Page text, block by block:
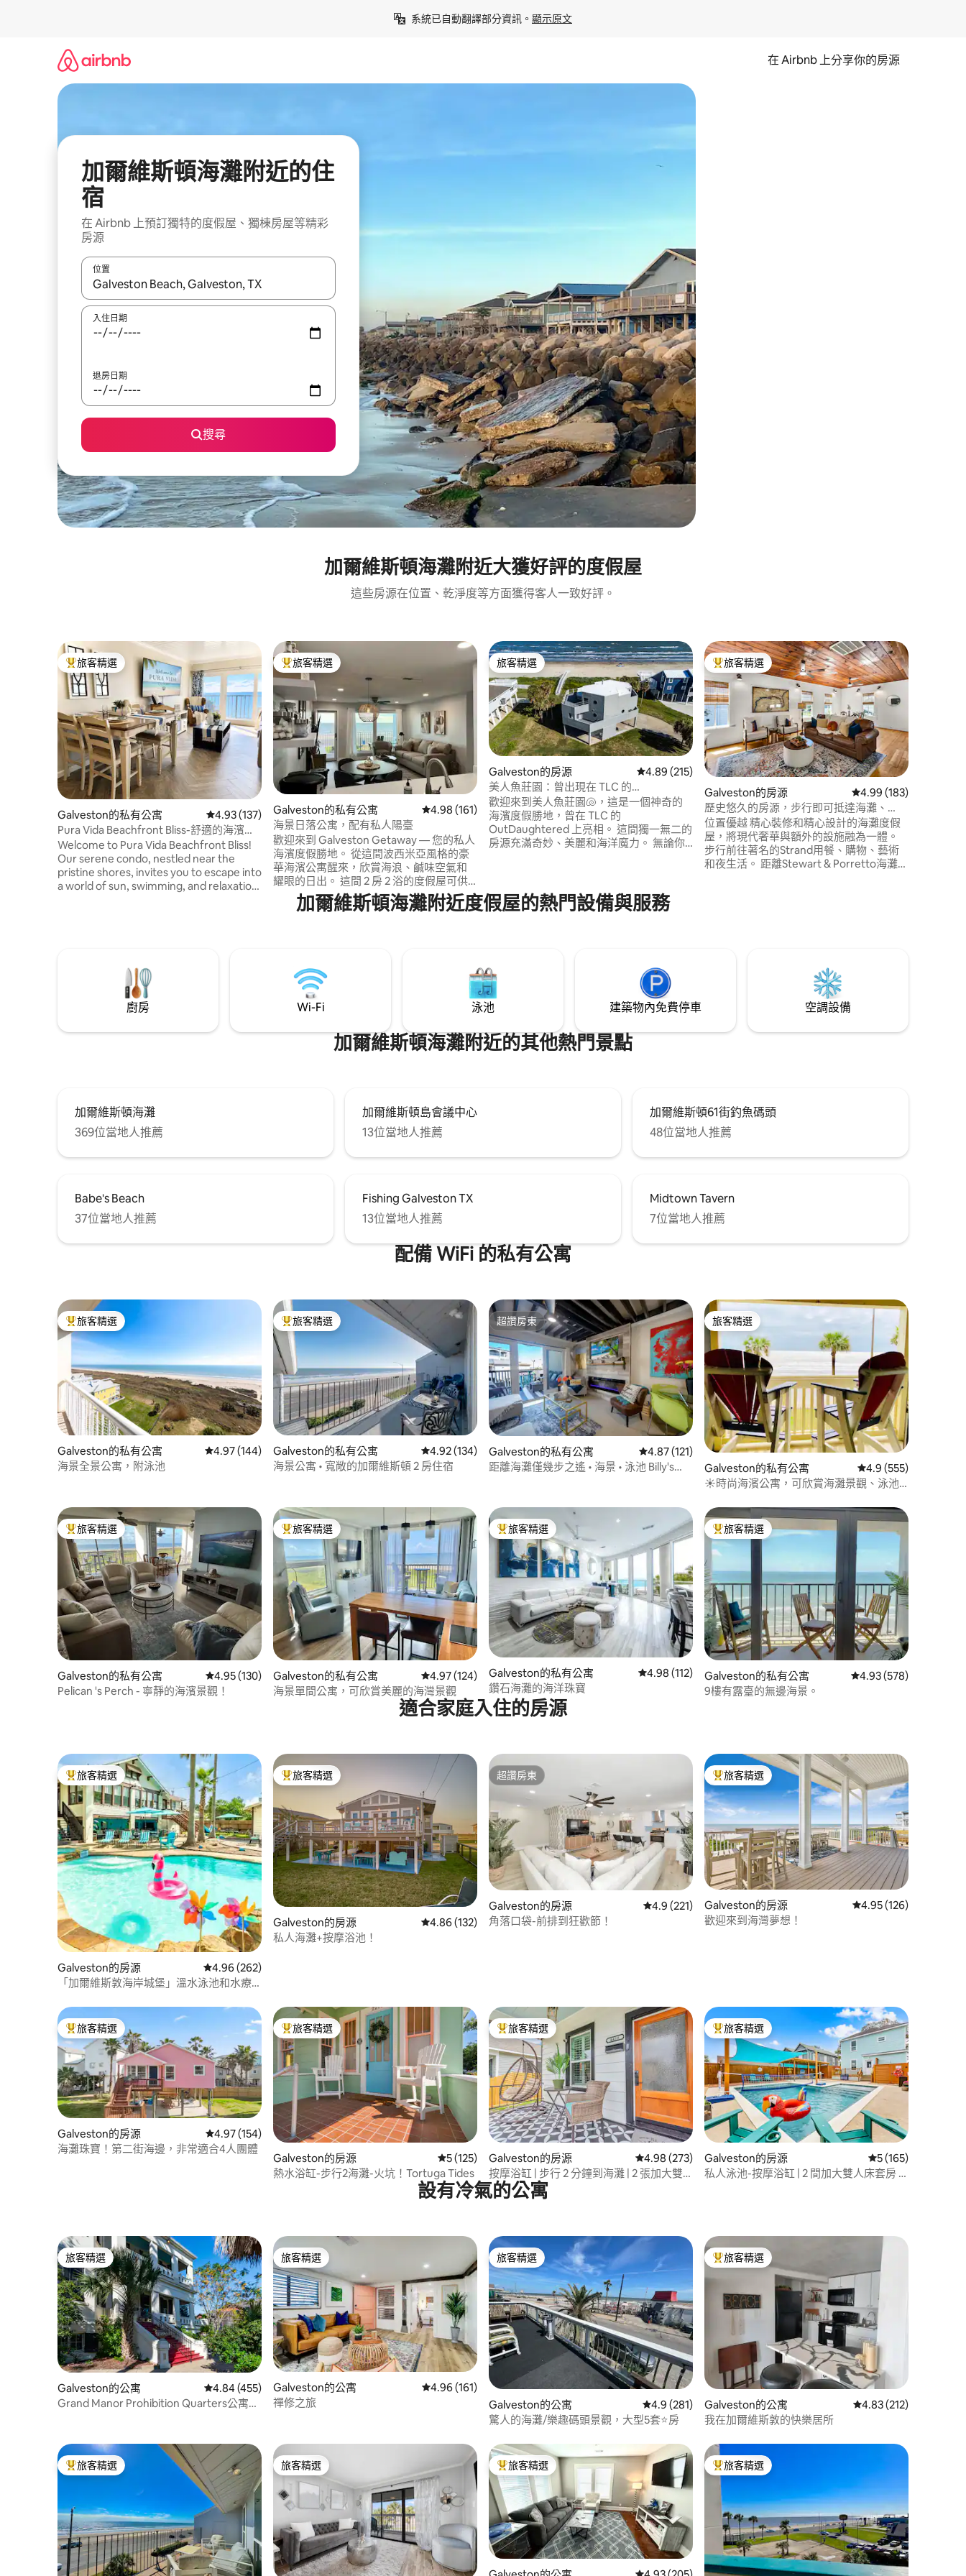
系統已自動翻譯部分資訊。 顯示原文
在 Airbnb 上分享你的房源
加爾維斯頓海灘附近的住
宿
在 Airbnb 上預訂獨特的度假屋、獨棟房屋等精彩
房源
位置
如有搜尋結果，瀏覽內容時請使用上下箭頭，或輕點、滑動裝置。
入住日期
退房日期
搜尋
加爾維斯頓海灘附近大獲好評的度假屋
這些房源在位置、乾淨度等方面獲得客人一致好評。
旅客精選榜首
旅客精選
Galveston的私有公寓 從 137 則評價中獲得 4.93 的平均評分（滿分 5 分）
4.93 (137)
Pura Vida Beachfront Bliss-舒適的海濱泳
池
Welcome to Pura Vida Beachfront Bliss!
Our serene condo, nestled near the
pristine shores, invites you to escape into
a world of sun, swimming, and relaxation.
your stay and discover the ultimate
beachfront getaway—where the sun,
sea, and sand come together to create
memories that will last a lifetime!
旅客精選榜首
旅客精選
Galveston的私有公寓 從 161 則評價中獲得 4.98 的平均評分（滿分 5 分）
4.98 (161)
海景日落公寓，配有私人陽臺
歡迎來到 Galveston Getaway — 您的私人
海濱度假勝地。 從這間波西米亞風格的豪
華海濱公寓醒來，欣賞海浪、鹹味空氣和
耀眼的日出。 這間 2 房 2 浴的度假屋可供 4
人入住，給人精品度假村的感覺。 踏入加
爾維斯頓最大的海濱陽台之一，可俯瞰
旅客精選
旅客精選
Galveston的房源 從 215 則評價中獲得 4.89 的平均評分（滿分 5 分）
4.89 (215)
美人魚莊園：曾出現在 TLC 的
OutDaughtered 節目中！
歡迎來到美人魚莊園🐚，這是一個神奇的
海濱度假勝地，曾在 TLC 的
OutDaughtered 上亮相。 這間獨一無二的
房源充滿奇妙、美麗和海洋魔力。 無論你
並需支付單獨的活動費用。 這樣可以保持
空間的神聖，並為繼續創造魔法做好準
旅客精選榜首
旅客精選
Galveston的房源 從 183 則評價中獲得
4.99 (183)
歷史悠久的房源，步行即可抵達海灘、
Strand和遊輪
位置優越 精心裝修和精心設計的海灘度假
屋，將現代奢華與額外的設施融為一體。
步行前往著名的Strand用餐、購物、藝術
和夜生活。 距離Stewart & Porretto海灘、
加爾維斯頓海灘附近度假屋的熱門設備與服務
廚房 Wi-Fi 泳池 建築物內免費停車 空調設備
加爾維斯頓海灘附近的其他熱門景點
加爾維斯頓海灘
369位當地人推薦
加爾維斯頓島會議中心
13位當地人推薦
加爾維斯頓61街釣魚碼頭
48位當地人推薦
Babe's Beach
37位當地人推薦
Fishing Galveston TX
13位當地人推薦
Midtown Tavern
7位當地人推薦
配備 WiFi 的私有公寓
旅客精選榜首
旅客精選
Galveston的私有公寓 從 144 則評價中獲得 4.97 的平均評分（滿分 5 分）
4.97 (144)
海景全景公寓，附泳池
旅客精選榜首
旅客精選
Galveston的私有公寓 從 134 則評價中獲得 4.92 的平均評分（滿分 5 分）
4.92 (134)
海景公寓 • 寬敞的加爾維斯頓 2 房住宿
超讚房東
超讚房東
Galveston的私有公寓 從 121 則評價中獲得 4.87 的平均評分（滿分 5 分）
4.87 (121)
距離海灘僅幾步之遙 • 海景 • 泳池 Billy's
旅客精選
旅客精選
Galveston的私有公寓 從 555 則評價中獲得
4.9 (555)
☀時尚海濱公寓，可欣賞海灘景觀、泳池
旅客精選榜首
旅客精選
Galveston的私有公寓 從 130 則評價中獲得 4.95 的平均評分（滿分 5 分）
4.95 (130)
Pelican 's Perch - 寧靜的海濱景觀！
旅客精選榜首
旅客精選
Galveston的私有公寓 從 124 則評價中獲得 4.97 的平均評分（滿分 5 分）
4.97 (124)
海景單間公寓，可欣賞美麗的海灣景觀
旅客精選榜首
旅客精選
Galveston的私有公寓 從 112 則評價中獲得 4.98 的平均評分（滿分 5 分）
4.98 (112)
鑽石海灘的海洋珠寶
旅客精選榜首
旅客精選
Galveston的私有公寓 從 578 則評價中獲得
4.93 (578)
9樓有露臺的無邊海景。
適合家庭入住的房源
旅客精選榜首
旅客精選
Galveston的房源 從 262 則評價中獲得 4.96 的平均評分（滿分 5 分）
4.96 (262)
「加爾維斯敦海岸城堡」溫水泳池和水療
旅客精選榜首
旅客精選
Galveston的房源 從 132 則評價中獲得 4.86 的平均評分（滿分 5 分）
4.86 (132)
私人海灘+按摩浴池！
超讚房東
超讚房東
Galveston的房源 從 221 則評價中獲得 4.9 的平均評分（滿分 5 分）
4.9 (221)
角落口袋-前排到狂歡節！
旅客精選榜首
旅客精選
Galveston的房源 從 126 則評價中獲得
4.95 (126)
歡迎來到海灣夢想！
旅客精選榜首
旅客精選
Galveston的房源 從 154 則評價中獲得 4.97 的平均評分（滿分 5 分）
4.97 (154)
海灘珠寶！第二街海邊，非常適合4人團體
旅客精選榜首
旅客精選
Galveston的房源 從 125 則評價中獲得 5 的平均評分（滿分 5 分）
5 (125)
熱水浴缸-步行2海灘-火坑！Tortuga Tides
旅客精選榜首
旅客精選
Galveston的房源 從 273 則評價中獲得 4.98 的平均評分（滿分 5 分）
4.98 (273)
按摩浴缸 | 步行 2 分鐘到海灘 | 2 張加大雙
人床 | 鬆餅吧
旅客精選榜首
旅客精選
Galveston的房源 從 165 則評價中獲
5 (165)
私人泳池-按摩浴缸 | 2 間加大雙人床套房 |
設有冷氣的公寓
旅客精選
旅客精選
Galveston的公寓 從 455 則評價中獲得 4.84 的平均評分（滿分 5 分）
4.84 (455)
Grand Manor Prohibition Quarters公寓套
旅客精選
旅客精選
Galveston的公寓 從 161 則評價中獲得 4.96 的平均評分（滿分 5 分）
4.96 (161)
禪修之旅
旅客精選
旅客精選
Galveston的公寓 從 281 則評價中獲得 4.9 的平均評分（滿分 5 分）
4.9 (281)
驚人的海灘/樂趣碼頭景觀，大型5套⭐️房
旅客精選榜首
旅客精選
Galveston的公寓 從 212 則評價中獲得
4.83 (212)
我在加爾維斯敦的快樂居所
旅客精選榜首
旅客精選 旅客精選
旅客精選 旅客精選榜首
旅客精選 旅客精選榜首
旅客精選